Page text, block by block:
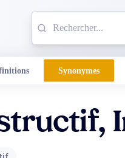
Synonymes